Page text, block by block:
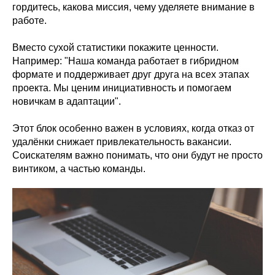
гордитесь, какова миссия, чему уделяете внимание в
работе.
Вместо сухой статистики покажите ценности.
Например: "Наша команда работает в гибридном
формате и поддерживает друг друга на всех этапах
проекта. Мы ценим инициативность и помогаем
новичкам в адаптации".
Этот блок особенно важен в условиях, когда отказ от
удалёнки снижает привлекательность вакансии.
Соискателям важно понимать, что они будут не просто
винтиком, а частью команды.